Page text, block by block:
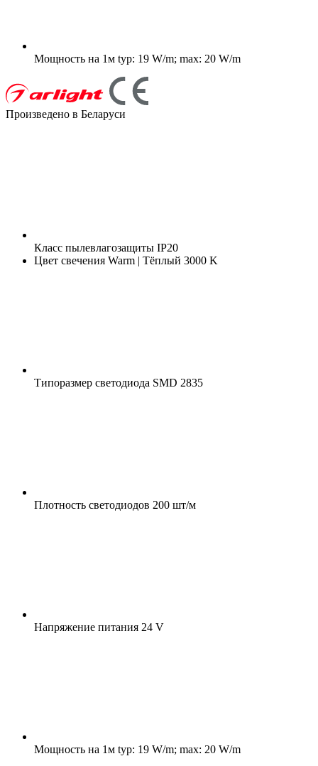
Мощность на 1м typ: 19 W/m; max: 20 W/m
Произведено в Беларуси
Класс пылевлагозащиты IP20
Цвет свечения Warm | Тёплый 3000 K
Типоразмер светодиода SMD 2835
Плотность светодиодов 200 шт/м
Напряжение питания 24 V
Мощность на 1м typ: 19 W/m; max: 20 W/m